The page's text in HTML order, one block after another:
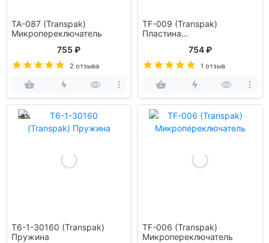
TA-087 (Transpak)
Микропереключатель
755 ₽
2 отзыва
TF-009 (Transpak)
Пластина
754 ₽
1 отзыв
-6%
T6-1-30160 (Transpak)
Пружина
TF-006 (Transpak)
Микропереключатель